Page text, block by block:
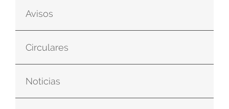
Avisos
Circulares
Noticias